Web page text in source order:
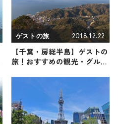
ゲストの旅 2018.12.22
【千葉・房総半島】ゲストの
旅！おすすめの観光・グルメ